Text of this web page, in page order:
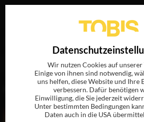
„Paolo Buonvino“
Wir nutzen Cookies auf unserer
Einige von ihnen sind notwendig,
uns helfen, diese Website und Ihre
verbessern. Dafür benötigen
Einwilligung, die Sie jederzeit
Unter bestimmten Bedingungen
Daten auch in die USA